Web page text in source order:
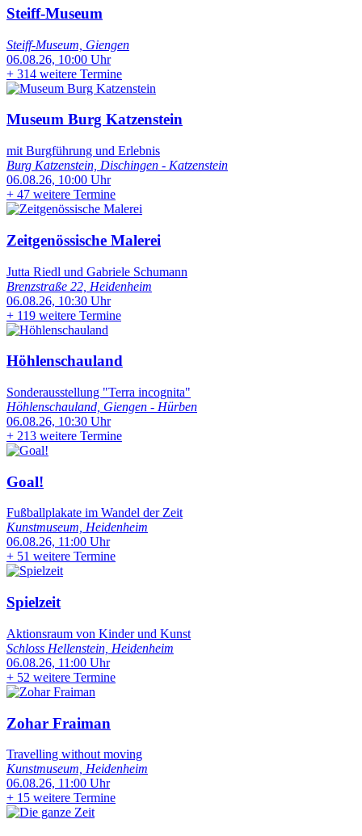
Steiff-Museum
Steiff-Museum, Giengen
06.08.26, 10:00 Uhr
+ 314 weitere Termine
Museum Burg Katzenstein
mit Burgführung und Erlebnis
Burg Katzenstein, Dischingen - Katzenstein
06.08.26, 10:00 Uhr
+ 47 weitere Termine
Zeitgenössische Malerei
Jutta Riedl und Gabriele Schumann
Brenzstraße 22, Heidenheim
06.08.26, 10:30 Uhr
+ 119 weitere Termine
Höhlenschauland
Sonderausstellung "Terra incognita"
Höhlenschauland, Giengen - Hürben
06.08.26, 10:30 Uhr
+ 213 weitere Termine
Goal!
Fußballplakate im Wandel der Zeit
Kunstmuseum, Heidenheim
06.08.26, 11:00 Uhr
+ 51 weitere Termine
Spielzeit
Aktionsraum von Kinder und Kunst
Schloss Hellenstein, Heidenheim
06.08.26, 11:00 Uhr
+ 52 weitere Termine
Zohar Fraiman
Travelling without moving
Kunstmuseum, Heidenheim
06.08.26, 11:00 Uhr
+ 15 weitere Termine